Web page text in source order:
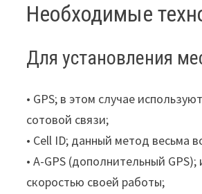
Необходимые
Для установления
• GPS; в этом случае
сотовой связи;
• Cell ID; данный метод весьма
• A-GPS (дополнительный
скоростью своей работы;